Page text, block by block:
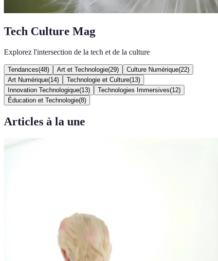
Tech Culture Mag
Explorez l'intersection de la tech et de la culture
Tendances(48) Art et Technologie(29) Culture Numérique(22)
Art Numérique(14) Technologie et Culture(13)
Innovation Technologique(13) Technologies Immersives(12)
Éducation et Technologie(8)
Articles à la une